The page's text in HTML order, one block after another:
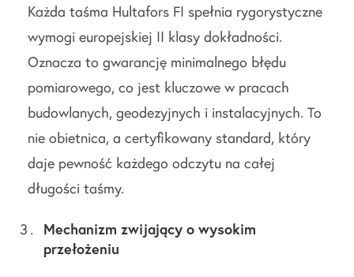
Każda taśma Hultafors FI spełnia rygorystyczne
wymogi europejskiej II klasy dokładności.
Oznacza to gwarancję minimalnego błędu
pomiarowego, co jest kluczowe w pracach
budowlanych, geodezyjnych i instalacyjnych. To
nie obietnica, a certyfikowany standard, który
daje pewność każdego odczytu na całej
długości taśmy.
Mechanizm zwijający o wysokim
przełożeniu